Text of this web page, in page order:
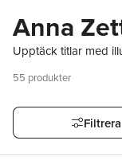
Anna
Upptäck titlar med
55 produkter
Filtrera